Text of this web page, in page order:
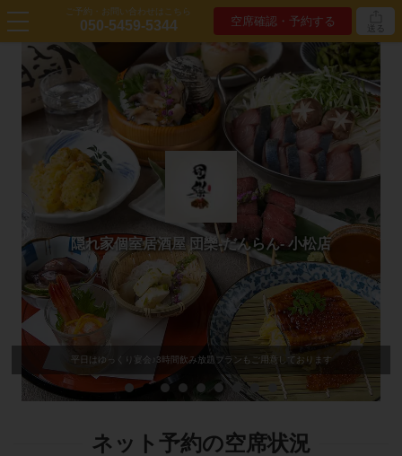
ご予約・お問い合わせはこちら
050-5459-5344 空席確認・予約する 送る
隠れ家個室居酒屋 団欒-だんらん- 小松店
平日はゆっくり宴会♪3時間飲み放題プランもご用意しております
お手軽価格で味わう飲み放題付きコース7品3000円～
ネット予約の空席状況